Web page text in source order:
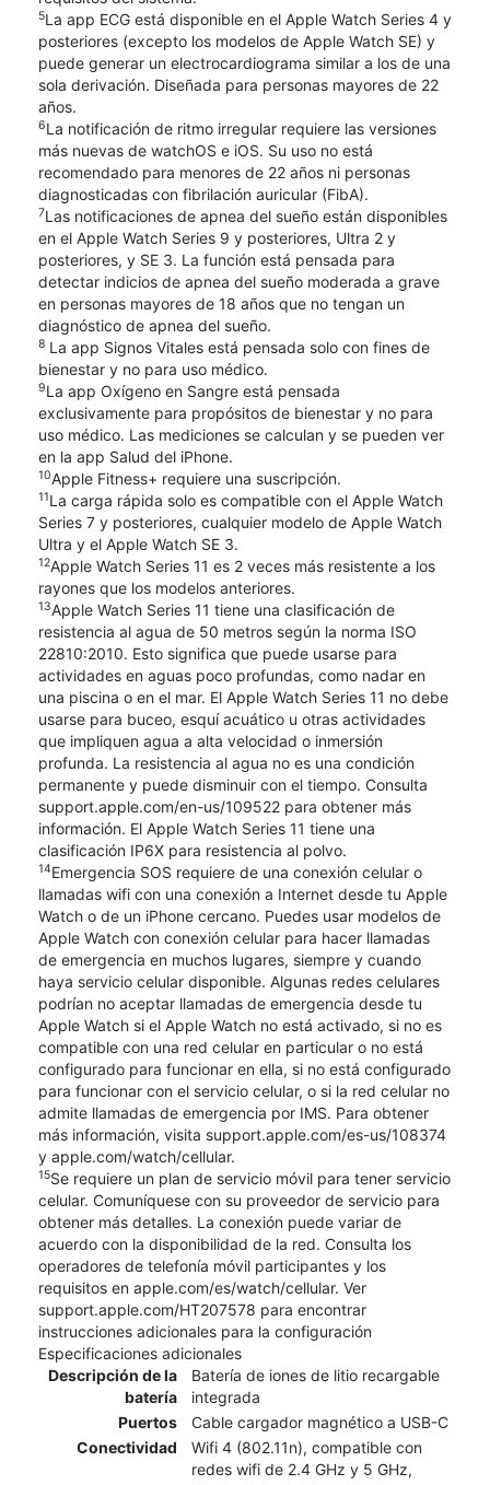
5La app ECG está disponible en el Apple Watch Series 4 y
posteriores (excepto los modelos de Apple Watch SE) y
puede generar un electrocardiograma similar a los de una
sola derivación. Diseñada para personas mayores de 22
años.
6La notificación de ritmo irregular requiere las versiones
más nuevas de watchOS e iOS. Su uso no está
recomendado para menores de 22 años ni personas
diagnosticadas con fibrilación auricular (FibA).
7Las notificaciones de apnea del sueño están disponibles
en el Apple Watch Series 9 y posteriores, Ultra 2 y
posteriores, y SE 3. La función está pensada para
detectar indicios de apnea del sueño moderada a grave
en personas mayores de 18 años que no tengan un
diagnóstico de apnea del sueño.
8 La app Signos Vitales está pensada solo con fines de
bienestar y no para uso médico.
9La app Oxígeno en Sangre está pensada
exclusivamente para propósitos de bienestar y no para
uso médico. Las mediciones se calculan y se pueden ver
en la app Salud del iPhone.
10Apple Fitness+ requiere una suscripción.
11La carga rápida solo es compatible con el Apple Watch
Series 7 y posteriores, cualquier modelo de Apple Watch
Ultra y el Apple Watch SE 3.
12Apple Watch Series 11 es 2 veces más resistente a los
rayones que los modelos anteriores.
13Apple Watch Series 11 tiene una clasificación de
resistencia al agua de 50 metros según la norma ISO
22810:2010. Esto significa que puede usarse para
actividades en aguas poco profundas, como nadar en
una piscina o en el mar. El Apple Watch Series 11 no debe
usarse para buceo, esquí acuático u otras actividades
que impliquen agua a alta velocidad o inmersión
profunda. La resistencia al agua no es una condición
permanente y puede disminuir con el tiempo. Consulta
support.apple.com/en-us/109522 para obtener más
información. El Apple Watch Series 11 tiene una
clasificación IP6X para resistencia al polvo.
14Emergencia SOS requiere de una conexión celular o
llamadas wifi con una conexión a Internet desde tu Apple
Watch o de un iPhone cercano. Puedes usar modelos de
Apple Watch con conexión celular para hacer llamadas
de emergencia en muchos lugares, siempre y cuando
haya servicio celular disponible. Algunas redes celulares
podrían no aceptar llamadas de emergencia desde tu
Apple Watch si el Apple Watch no está activado, si no es
compatible con una red celular en particular o no está
configurado para funcionar en ella, si no está configurado
para funcionar con el servicio celular, o si la red celular no
admite llamadas de emergencia por IMS. Para obtener
más información, visita support.apple.com/es-us/108374
y apple.com/watch/cellular.
15Se requiere un plan de servicio móvil para tener servicio
celular. Comuníquese con su proveedor de servicio para
obtener más detalles. La conexión puede variar de
acuerdo con la disponibilidad de la red. Consulta los
operadores de telefonía móvil participantes y los
requisitos en apple.com/es/watch/cellular. Ver
support.apple.com/HT207578 para encontrar
instrucciones adicionales para la configuración
Especificaciones adicionales
Descripción de la
batería
Batería de iones de litio recargable
integrada
Puertos
Cable cargador magnético a USB-C
Conectividad
Wifi 4 (802.11n), compatible con
redes wifi de 2.4 GHz y 5 GHz,